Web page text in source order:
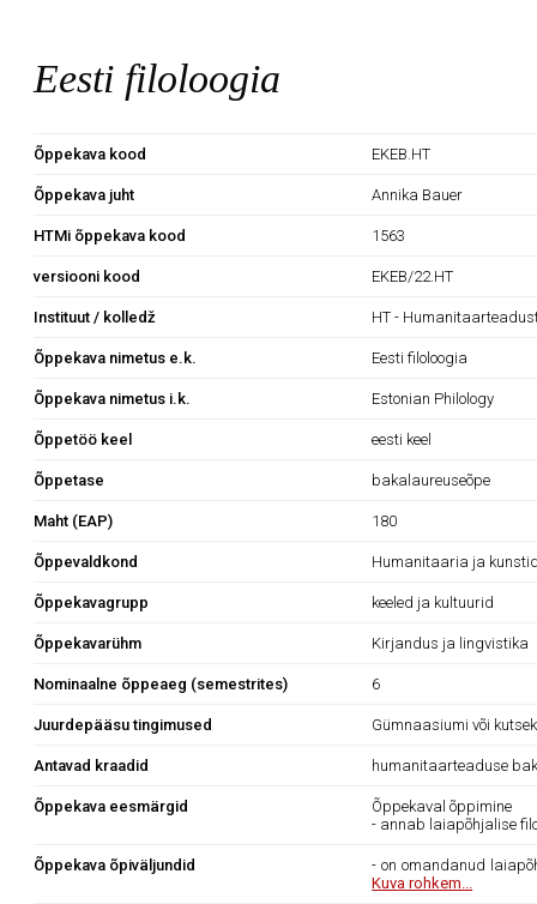
Eesti filoloogia
Õppekava kood EKEB.HT
Õppekava juht Annika Bauer
HTMi õppekava kood 1563
versiooni kood EKEB/22.HT
Instituut / kolledž HT -
Õppekava nimetus e.k. Eesti filoloogia
Õppekava nimetus i.k. Estonian Philology
Õppetöö keel eesti keel
Õppetase bakalaureuseõpe
Maht (EAP) 180
Õppevaldkond Humanitaaria ja
Õppekavagrupp keeled ja kultuurid
Õppekavarühm Kirjandus ja lingvistika
Nominaalne õppeaeg (semestrites) 6
Juurdepääsu tingimused Gümnaasiumi või
Antavad kraadid humanitaarteaduse
Õppekava eesmärgid
Õppekaval õppimine
- annab laiapõhjalise
Õppekava õpiväljundid
- on omandanud
Kuva rohkem...